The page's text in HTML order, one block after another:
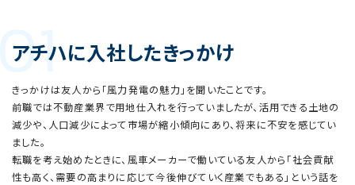
アチハに入社したきっかけ
きっかけは友人から「風力発電の魅力」を聞いたことです。
前職では不動産業界で用地仕入れを行っていましたが、活用できる土地の
減少や、人口減少によって市場が縮小傾向にあり、将来に不安を感じてい
ました。
転職を考え始めたときに、風車メーカーで働いている友人から「社会貢献
性も高く、需要の高まりに応じて今後伸びていく産業でもある」という話を